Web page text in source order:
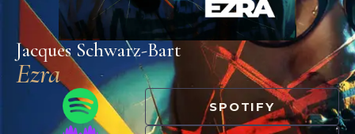
Jacques Schwarz-Bart
Ezra
SPOTIFY